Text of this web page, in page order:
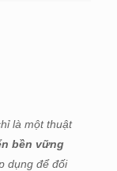
là một thuật
bền vững
dụng để đối